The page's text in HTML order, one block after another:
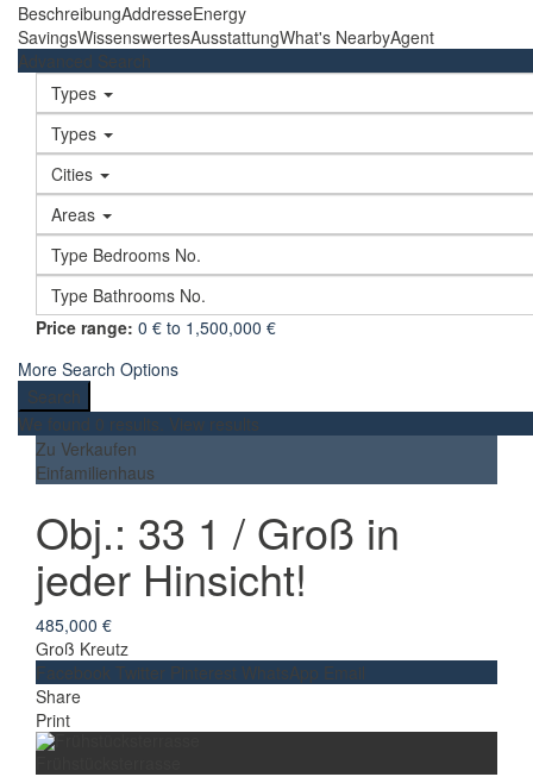
BeschreibungAddresseEnergy
SavingsWissenswertesAusstattungWhat's NearbyAgent
Advanced Search
Types
Types
Cities
Areas
Price range: 0 € to 1,500,000 €
More Search Options
We found 0 results. View results
Zu Verkaufen
Einfamilienhaus
Obj.: 33 1 / Groß in
jeder Hinsicht!
485,000 €
Groß Kreutz
Facebook Twitter Pinterest WhatsApp Email
Share
Print